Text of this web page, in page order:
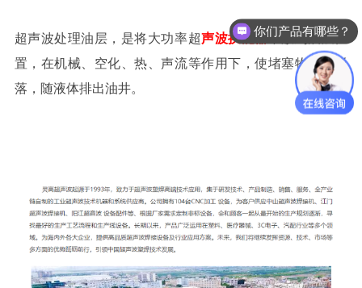
超声波处理油层，是将大功率超声波换能器下放到油层位
置，在机械、空化、热、声流等作用下，使堵塞物疏松脱
落，随液体排出油井。
你们产品有哪些？